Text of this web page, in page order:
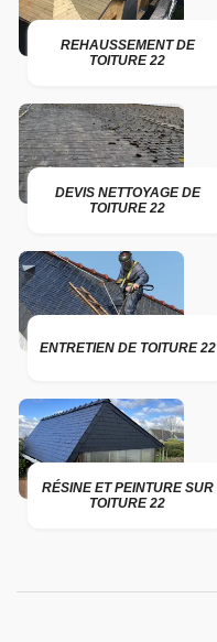
REHAUSSEMENT DE
TOITURE 22
DEVIS NETTOYAGE DE
TOITURE 22
ENTRETIEN DE TOITURE 22
RÉSINE ET PEINTURE SUR
TOITURE 22